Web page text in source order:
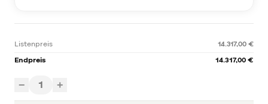
Listenpreis
14.317,00 €
Endpreis
14.317,00 €
− 1 +